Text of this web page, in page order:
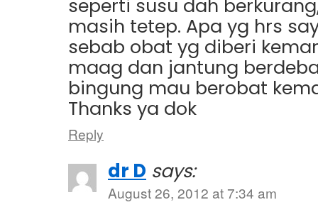
seperti susu dah
masih tetep. Apa yg hrs
sebab obat yg diberi
maag dan jantung
bingung mau berobat
Thanks ya dok
Reply
dr D says:
August 26, 2012 at 7:34 am